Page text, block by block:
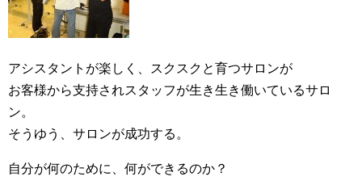
アシスタントが楽しく、スクスクと育つサロンが
お客様から支持されスタッフが生き生き働いているサロ
ン。
そうゆう、サロンが成功する。
自分が何のために、何ができるのか？